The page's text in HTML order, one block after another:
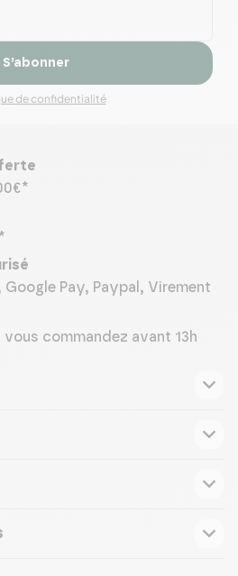
S’abonner
de confidentialité
Google Pay, Paypal, Virement
vous commandez avant 13h